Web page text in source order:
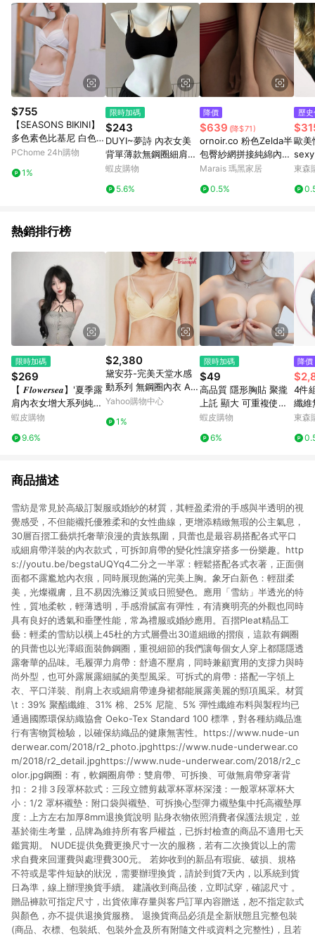
貨後 45 天後發送。 8. 群眾募資商品，禮物卡，開館保證金，補
運費，攤位費等不具贈點資格。 9. LINE 購物站上之商品規格、
顏色、價位、贈品如與 Pinkoi 商品資訊頁及購物車不符，以
Pinkoi 購物商品資訊頁及購物車標示為準。 10. 點數紅包使用規
則請以點數紅包活動說明為準。 11. 若於 LINE 購物前往 Pinkoi
頁面後才首次下載 Pinkoi APP 並完成訂單，不符合導購資格；承
上，首次下載 Pinkoi APP 後，需透過 LINE 購物前往 Pinkoi 頁
面，方享導購資格。
$755
【SEASONS BIKINI】
多色素色比基尼 白色 -
138
PChome 24h購物
1%
限時加碼
$243
DUYI~夢詩 內衣女美
背單薄款無鋼圈細肩帶
文胸小胸聚攏防下垂少
蝦皮購物
5.6%
降價
$639 (降$71)
ornoir.co 粉色Zelda半
包臀紗網拼接純綿內襯
親膚高衩內褲 - L
Marais 瑪黑家居
0.5%
歷
歐美
ss
東森
熱銷排行榜
限時加碼
$269
【 𝑭𝒍𝒐𝒘𝒆𝒓𝒔𝒆𝒂】'夏季露
肩內衣女增大系列純欲
聚攏掛脖內衣黑色性感
蝦皮購物
9.6%
$2,380
黛安芬-完美天堂水感
動系列 無鋼圈內衣 A-
D 柔白
Yahoo購物中心
1%
限時加碼
$49
高品質 隱形胸貼 聚攏
上託 顯大 可重複使用
無痕胸貼 舒適透氣 夏
不露點胸貼
蝦皮購物
6%
降價
4件
纖維
東森
商品描述
雪紡是常見於高級訂製服或婚紗的材質，其輕盈柔滑的手感與半透明的視
覺感受，不但能襯托優雅柔和的女性曲線，更增添精緻無瑕的公主氣息，
30層百摺工藝烘托奢華浪漫的貴族氛圍，貝蕾也是最容易搭配各式平口
或細肩帶洋裝的內衣款式，可拆卸肩帶的變化性讓穿搭多一份樂趣。http
s://youtu.be/begstaUQYq4二分之一半罩：輕鬆搭配各式衣著，正面側
面都不露尷尬內衣痕，同時展現飽滿的完美上胸。象牙白新色：輕甜柔
美，光燦襯膚，且不易因洗滌泛黃或日照變色。應用「雪紡」半透光的特
性，質地柔軟，輕薄透明，手感滑膩富有彈性，有清爽明亮的外觀也同時
具有良好的透氣和垂墜性能，常為禮服或婚紗應用。百摺Pleat精品工
藝：輕柔的雪紡以橫上45杜的方式層疊出30道細緻的摺痕，這款有鋼圈
的貝蕾也以光澤緞面裝飾鋼圈，重視細節的我們讓每個女人穿上都隱隱透
露奢華的品味。毛履彈力肩帶：舒適不壓肩，同時兼顧實用的支撐力與時
尚外型，也可外露展露細膩的美型風采。可拆式的肩帶：搭配一字領上
衣、平口洋裝、削肩上衣或細肩帶連身裙都能展露美麗的頸項風采。材質
\t：39% 聚酯纖維、31% 棉、25% 尼龍、5% 彈性纖維布料與製程均已
通過國際環保紡織協會 Oeko-Tex Standard 100 標準，對各種紡織品進
行有害物質檢驗，以確保紡織品的健康無害性。https://www.nude-un
derwear.com/2018/r2_photo.jpghttps://www.nude-underwear.co
m/2018/r2_detail.jpghttps://www.nude-underwear.com/2018/r2_c
olor.jpg鋼圈：有，軟鋼圈肩帶：雙肩帶、可拆換、可做無肩帶穿著背
扣：２排３段罩杯款式：三段立體剪裁罩杯罩杯深淺：一般罩杯罩杯大
小：1/2 罩杯襯墊：附口袋與襯墊、可拆換心型彈力襯墊集中托高襯墊厚
度：上方左右加厚8mm退換貨說明 貼身衣物依照消費者保護法規定，並
基於衛生考量，品牌為維持所有客戶權益，已拆封檢查的商品不適用七天
鑑賞期。 NUDE提供免費更換尺寸一次的服務，若有二次換貨以上的需
求自費來回運費與處理費300元。 若妳收到的新品有瑕疵、破損、規格
不符或是零件短缺的狀況，需要辦理換貨，請於到貨7天內，以系統到貨
日為準，線上辦理換貨手續。 建議收到商品後，立即試穿，確認尺寸 。
贈品褲款可指定尺寸，出貨依庫存量與客戶訂單內容贈送，恕不指定款式
與顏色，亦不提供退換貨服務。 退換貨商品必須是全新狀態且完整包裝
(商品、衣標、包裝紙、包裝外盒及所有附隨文件或資料之完整性)，且若